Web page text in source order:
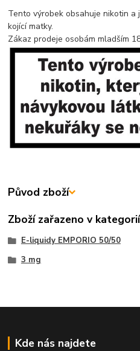
Tento výrobek obsahuje nikotin
kojící matky.
Zákaz prodeje osobám mladším
Původ zboží
Zboží zařazeno v
E-liquidy EMPORIO 50/50
3 mg
Kde nás najdete